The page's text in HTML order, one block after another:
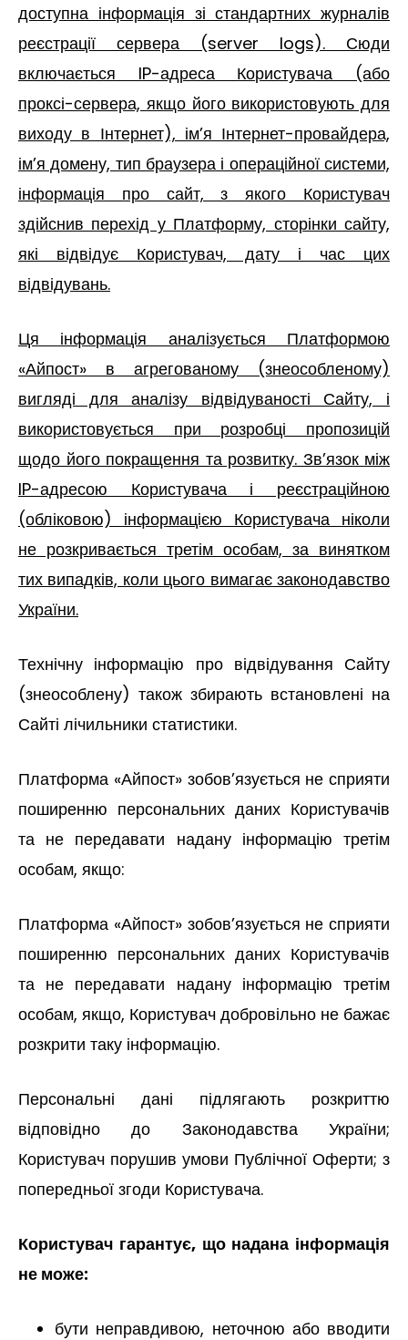
доступна інформація зі стандартних журналів
реєстрації сервера (server logs). Сюди
включається IP-адреса Користувача (або
проксі-сервера, якщо його використовують для
виходу в Інтернет), ім’я Інтернет-провайдера,
ім’я домену, тип браузера і операційної системи,
інформація про сайт, з якого Користувач
здійснив перехід у Платформу, сторінки сайту,
які відвідує Користувач, дату і час цих
відвідувань.
Ця інформація аналізується Платформою
«Айпост» в агрегованому (знеособленому)
вигляді для аналізу відвідуваності Сайту, і
використовується при розробці пропозицій
щодо його покращення та розвитку. Зв’язок між
IP-адресою Користувача і реєстраційною
(обліковою) інформацією Користувача ніколи
не розкривається третім особам, за винятком
тих випадків, коли цього вимагає законодавство
України.
Технічну інформацію про відвідування Сайту
(знеособлену) також збирають встановлені на
Сайті лічильники статистики.
Платформа «Айпост» зобов’язується не сприяти
поширенню персональних даних Користувачів
та не передавати надану інформацію третім
особам, якщо:
Платформа «Айпост» зобов’язується не сприяти
поширенню персональних даних Користувачів
та не передавати надану інформацію третім
особам, якщо, Користувач добровільно не бажає
розкрити таку інформацію.
Персональні дані підлягають розкриттю
відповідно до Законодавства України;
Користувач порушив умови Публічної Оферти; з
попередньої згоди Користувача.
Користувач гарантує, що надана інформація
не може:
бути неправдивою, неточною або вводити